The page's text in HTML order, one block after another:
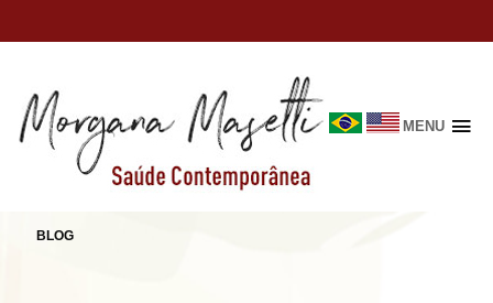
Skip
MENU
VOZES – NARRATIVAS DE SAÚDE
BLOG